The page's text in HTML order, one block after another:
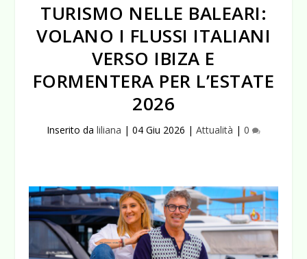
TURISMO NELLE BALEARI:
VOLANO I FLUSSI ITALIANI
VERSO IBIZA E
FORMENTERA PER L’ESTATE
2026
Inserito da liliana | 04 Giu 2026 | Attualità | 0